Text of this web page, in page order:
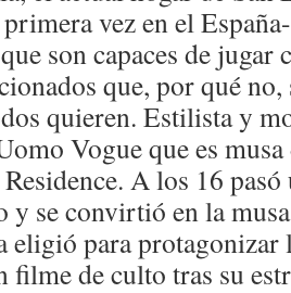
vez en el
son capaces de jugar
que, por qué no,
quieren. Estilista y
Vogue que es
A los 16 pasó
se convirtió en la
eligió para
filme de culto tras su